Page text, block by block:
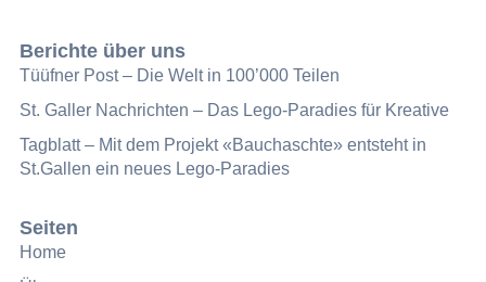
Berichte über uns
Tüüfner Post – Die Welt in 100’000 Teilen
St. Galler Nachrichten – Das Lego-Paradies für Kreative
Tagblatt – Mit dem Projekt «Bauchaschte» entsteht in
St.Gallen ein neues Lego-Paradies
Seiten
Home